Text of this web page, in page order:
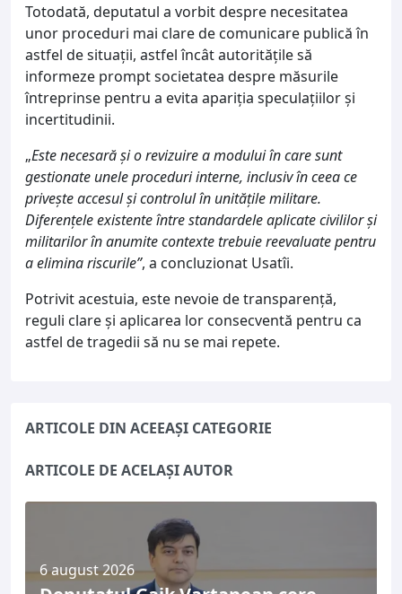
Totodată, deputatul a vorbit despre necesitatea
unor proceduri mai clare de comunicare publică în
astfel de situații, astfel încât autoritățile să
informeze prompt societatea despre măsurile
întreprinse pentru a evita apariția speculațiilor și
incertitudinii.
„Este necesară și o revizuire a modului în care sunt
gestionate unele proceduri interne, inclusiv în ceea ce
privește accesul și controlul în unitățile militare.
Diferențele existente între standardele aplicate civililor și
militarilor în anumite contexte trebuie reevaluate pentru
a elimina riscurile”, a concluzionat Usatîi.
Potrivit acestuia, este nevoie de transparență,
reguli clare și aplicarea lor consecventă pentru ca
astfel de tragedii să nu se mai repete.
ARTICOLE DIN ACEEAȘI CATEGORIE
ARTICOLE DE ACELAȘI AUTOR
6 august 2026